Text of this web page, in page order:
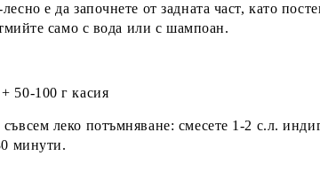
е да започнете от задната част, като
само с вода или с шампоан.
50-100 г касия
съвсем леко потъмняване: смесете 1-2 с.л.
минути.